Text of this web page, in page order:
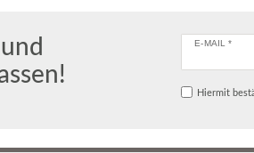
E-MAIL *
Hiermit